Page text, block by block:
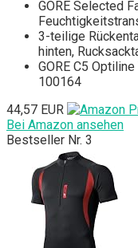
GORE Selected
3-teilige
hinten,
GORE C5
100164
44,57 EUR
Bei Amazon ansehen
Bestseller Nr. 3